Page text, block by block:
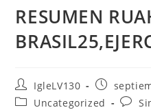
RESUMEN
IgleLV130
Uncategorized